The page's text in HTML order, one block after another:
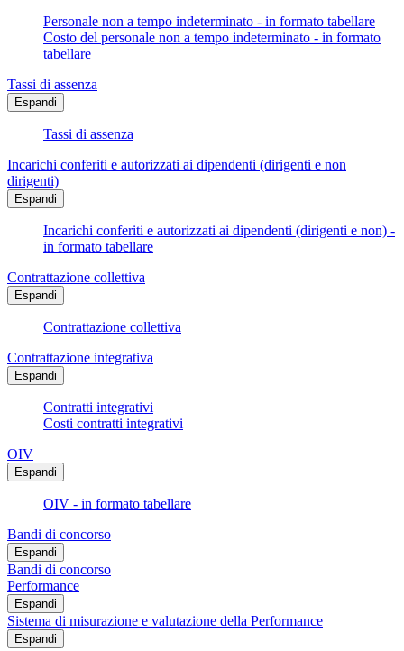
Personale non a tempo indeterminato - in formato tabellare
Costo del personale non a tempo indeterminato - in formato
tabellare
Tassi di assenza
Espandi
Tassi di assenza
Incarichi conferiti e autorizzati ai dipendenti (dirigenti e non
dirigenti)
Espandi
Incarichi conferiti e autorizzati ai dipendenti (dirigenti e non) -
in formato tabellare
Contrattazione collettiva
Espandi
Contrattazione collettiva
Contrattazione integrativa
Espandi
Contratti integrativi
Costi contratti integrativi
OIV
Espandi
OIV - in formato tabellare
Bandi di concorso
Espandi
Bandi di concorso
Performance
Espandi
Sistema di misurazione e valutazione della Performance
Espandi